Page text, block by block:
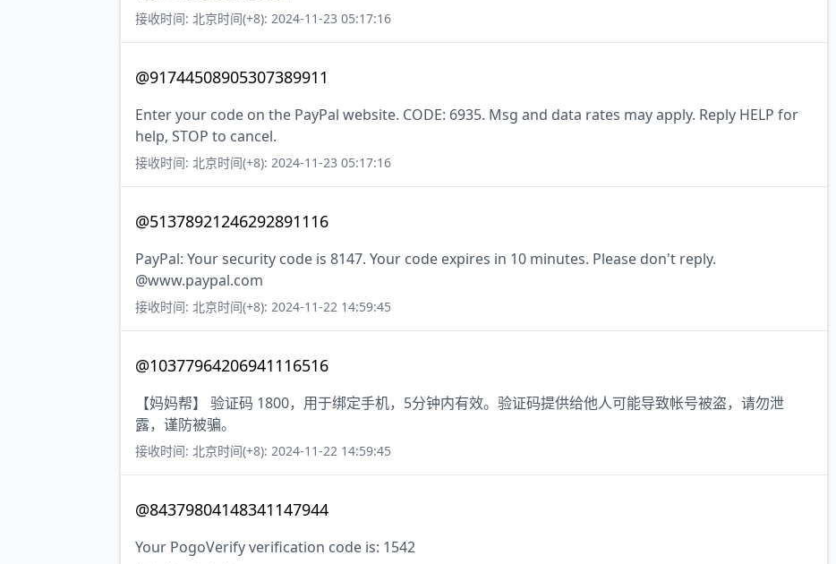
接收时间: 北京时间(+8): 2024-11-23 05:17:16
@91744508905307389911
Enter your code on the PayPal website. CODE: 6935. Msg and data rates may apply. Reply HELP for
help, STOP to cancel.
接收时间: 北京时间(+8): 2024-11-23 05:17:16
@51378921246292891116
PayPal: Your security code is 8147. Your code expires in 10 minutes. Please don't reply.
@www.paypal.com
接收时间: 北京时间(+8): 2024-11-22 14:59:45
@10377964206941116516
【妈妈帮】 验证码 1800，用于绑定手机，5分钟内有效。验证码提供给他人可能导致帐号被盗，请勿泄
露，谨防被骗。
接收时间: 北京时间(+8): 2024-11-22 14:59:45
@84379804148341147944
Your PogoVerify verification code is: 1542